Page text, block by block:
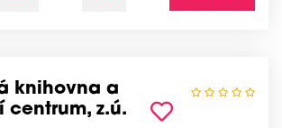
knihovna a
centrum, z.ú.